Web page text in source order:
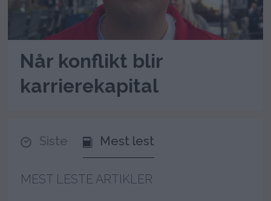
Når konflikt blir
karrierekapital
Siste Mest lest
MEST LESTE ARTIKLER